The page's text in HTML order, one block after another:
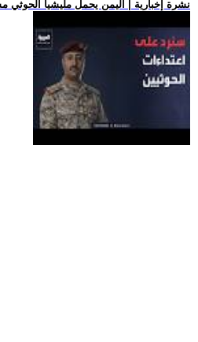
.. نشرة إخبارية | اليمن يحمل مليشيا الحوثي